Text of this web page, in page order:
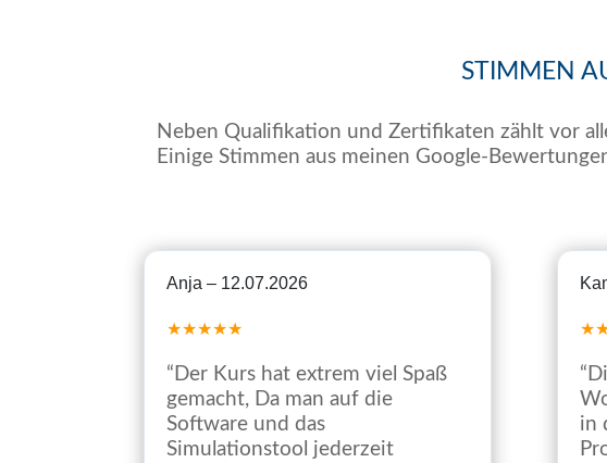
STIMMEN
Neben Qualifikation und Zertifikaten zählt vor
Einige Stimmen aus meinen Google-
Anja – 12.07.2026
★★★★★
“Der Kurs hat extrem viel Spaß
gemacht, Da man auf die
Software und das
Simulationstool jederzeit
in